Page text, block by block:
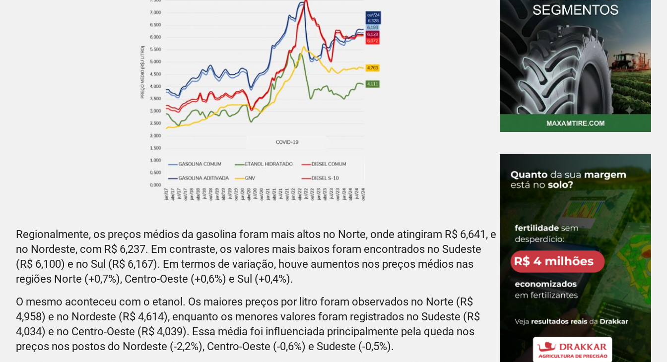
Regionalmente, os preços médios da gasolina foram mais altos no Norte, onde atingiram R$ 6,641, e
no Nordeste, com R$ 6,237. Em contraste, os valores mais baixos foram encontrados no Sudeste
(R$ 6,100) e no Sul (R$ 6,167). Em termos de variação, houve aumentos nos preços médios nas
regiões Norte (+0,7%), Centro-Oeste (+0,6%) e Sul (+0,4%).
O mesmo aconteceu com o etanol. Os maiores preços por litro foram observados no Norte (R$
4,958) e no Nordeste (R$ 4,614), enquanto os menores valores foram registrados no Sudeste (R$
4,034) e no Centro-Oeste (R$ 4,039). Essa média foi influenciada principalmente pela queda nos
preços nos postos do Nordeste (-2,2%), Centro-Oeste (-0,6%) e Sudeste (-0,5%).